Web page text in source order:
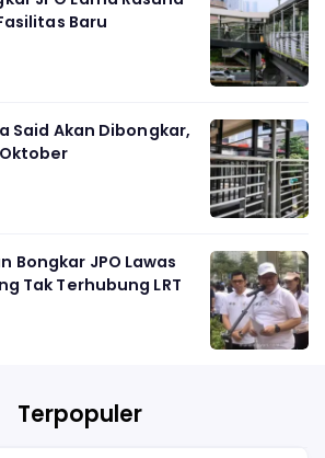
Baru
Said Akan Dibongkar,
Bongkar JPO Lawas
Tak Terhubung LRT
Terpopuler